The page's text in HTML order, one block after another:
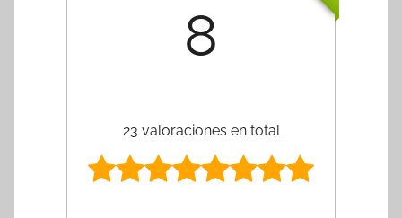
8
23 valoraciones en total